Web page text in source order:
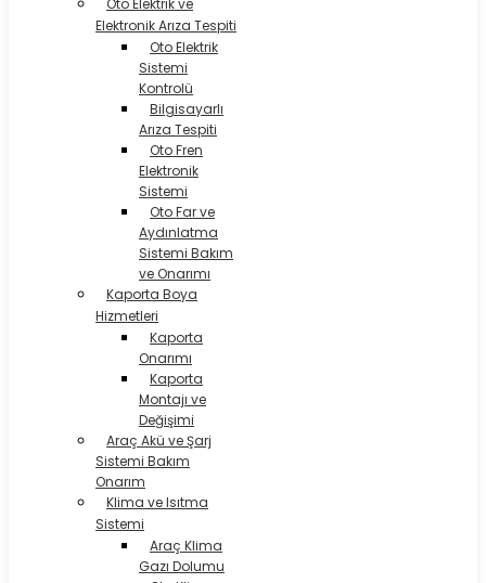
Oto Elektrik ve
Elektronik Arıza Tespiti
Oto Elektrik
Sistemi
Kontrolü
Bilgisayarlı
Arıza Tespiti
Oto Fren
Elektronik
Sistemi
Oto Far ve
Aydınlatma
Sistemi Bakım
ve Onarımı
Kaporta Boya
Hizmetleri
Kaporta
Onarımı
Kaporta
Montajı ve
Değişimi
Araç Akü ve Şarj
Sistemi Bakım
Onarım
Klima ve Isıtma
Sistemi
Araç Klima
Gazı Dolumu